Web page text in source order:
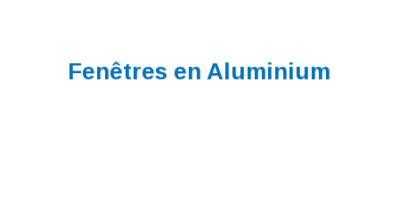
Fenêtres en Aluminium